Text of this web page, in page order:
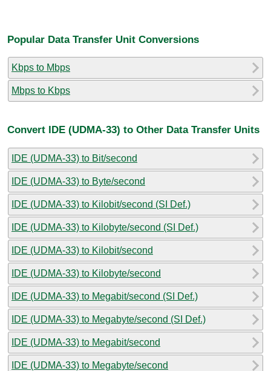
Popular Data Transfer Unit Conversions
Kbps to Mbps
Mbps to Kbps
Convert IDE (UDMA-33) to Other Data Transfer Units
IDE (UDMA-33) to Bit/second
IDE (UDMA-33) to Byte/second
IDE (UDMA-33) to Kilobit/second (SI Def.)
IDE (UDMA-33) to Kilobyte/second (SI Def.)
IDE (UDMA-33) to Kilobit/second
IDE (UDMA-33) to Kilobyte/second
IDE (UDMA-33) to Megabit/second (SI Def.)
IDE (UDMA-33) to Megabyte/second (SI Def.)
IDE (UDMA-33) to Megabit/second
IDE (UDMA-33) to Megabyte/second